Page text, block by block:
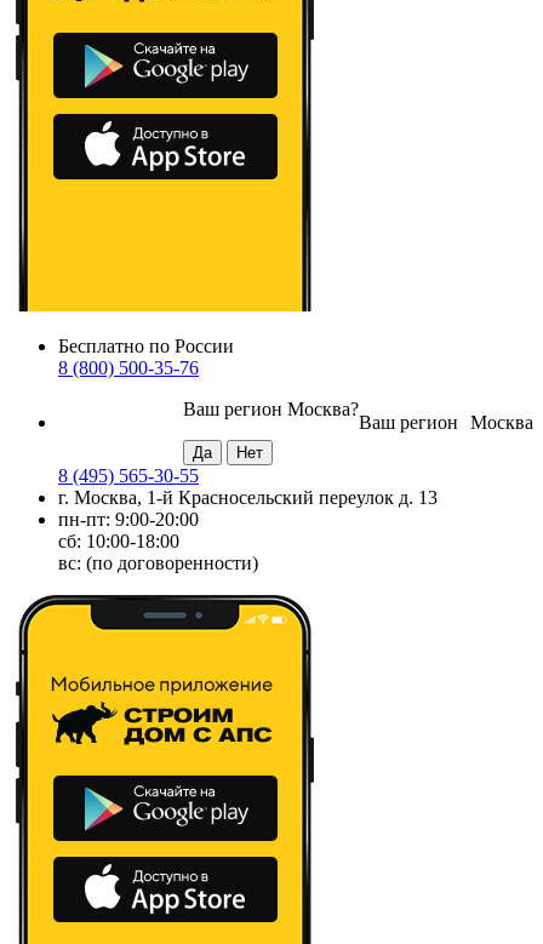
Бесплатно по России
8 (800) 500-35-76
Москва
Ваш регион
Ваш регион Москва?
8 (495) 565-30-55
г. Москва, 1-й Красносельский переулок д. 13
пн-пт: 9:00-20:00
сб: 10:00-18:00
вс: (по договоренности)